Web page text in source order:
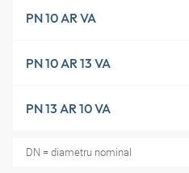
PN 10 AR VA
PN 10 AR 13 VA
PN 13 AR 10 VA
DN = diametru nominal